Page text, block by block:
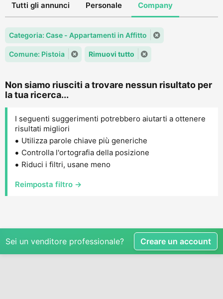
Tutti gli annunci Personale Company
Categoria: Case - Appartamenti in Affitto
Comune: Pistoia Rimuovi tutto
Non siamo riusciti a trovare nessun risultato per
la tua ricerca...
I seguenti suggerimenti potrebbero aiutarti a ottenere
risultati migliori
Utilizza parole chiave più generiche
Controlla l'ortografia della posizione
Riduci i filtri, usane meno
Reimposta filtro →
Sei un venditore professionale? Creare un account